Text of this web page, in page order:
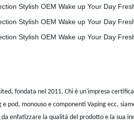
fondata nel 2011, Chi è un'impresa
e pod, monouso e componenti Vaping ecc,
enfatizzare la qualità del prodotto e la sua